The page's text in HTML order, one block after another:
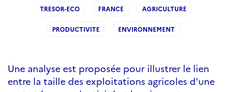
TRESOR-ECO FRANCE AGRICULTURE
PRODUCTIVITE ENVIRONNEMENT
Une analyse est proposée pour illustrer le lien
entre la taille des exploitations agricoles d'une